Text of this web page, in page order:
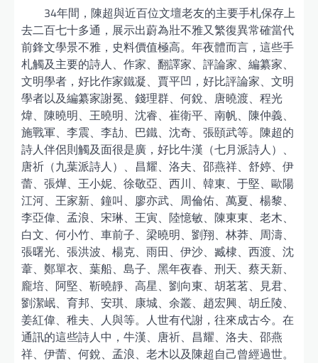
34年間，陳超與近百位文壇老友的主要手札保存上
去二百七十多通，展示出蔚為壯不雅又繁復異常確當代
前鋒文學景不雅，史料價值極高。年夜體而言，這些手
札觸及主要的詩人、作家、翻譯家、評論家、編纂家、
文明學者，好比作家鐵凝、賈平凹，好比評論家、文明
學者以及編纂家謝冕、錢理群、何銳、唐曉渡、程光
煒、陳曉明、王曉明、沈睿、崔衛平、南帆、陳仲義、
施戰軍、李震、李劼、巴鐵、沈奇、張頤武等。陳超的
詩人伴侶則觸及面很是廣，好比牛漢（七月派詩人）、
唐祈（九葉派詩人）、昌耀、洛夫、邵燕祥、舒婷、伊
蕾、張燁、王小妮、徐敬亞、西川、韓東、于堅、歐陽
江河、王家新、鐘叫、廖亦武、周倫佑、萬夏、楊黎、
李亞偉、孟浪、宋琳、王寅、陸憶敏、陳東東、老木、
白文、何小竹、車前子、梁曉明、劉翔、林莽、周濤、
張曙光、張洪波、楊克、雨田、伊沙、臧棣、西渡、沈
葦、鄭單衣、葉船、島子、黑年夜春、刑天、蔡天新、
龐培、阿堅、靳曉靜、高星、劉向東、胡茗茗、見君、
劉潔岷、育邦、安琪、康城、余叢、趙宏興、胡丘陵、
姜紅偉、稚夫、人與等。人世有代謝，往來成古今。在
通訊的這些詩人中，牛漢、唐祈、昌耀、洛夫、邵燕
祥、伊蕾、何銳、孟浪、老木以及陳超自己曾經過世。